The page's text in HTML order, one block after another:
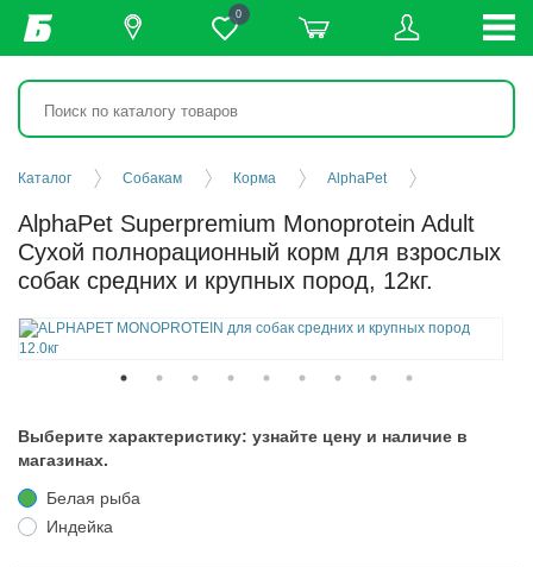
0
Каталог Собакам Корма AlphaPet
AlphaPet Superpremium Monoprotein Adult
Сухой полнорационный корм для взрослых
собак средних и крупных пород, 12кг.
Выберите характеристику: узнайте цену и наличие в
магазинах.
Белая рыба
Индейка